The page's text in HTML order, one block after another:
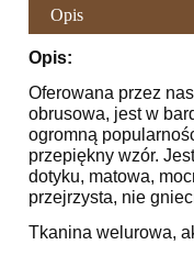
Opis
Opis:
Oferowana przez
obrusowa, jest w
ogromną
przepiękny wzór.
dotyku, matowa,
przejrzysta, nie
Tkanina welurowa,